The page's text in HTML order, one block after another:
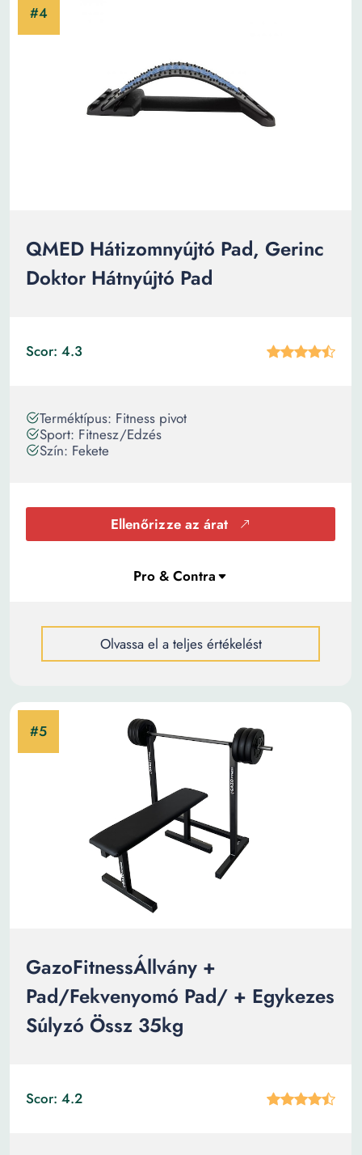
QMED Hátizomnyújtó Pad, Gerinc
Doktor Hátnyújtó Pad
Scor: 4.3
Terméktípus: Fitness pivot
Sport: Fitnesz/Edzés
Szín: Fekete
Ellenőrizze az árat
Olvassa el a teljes értékelést
GazoFitnessÁllvány +
Pad/Fekvenyomó Pad/ + Egykezes
Súlyzó Össz 35kg
Scor: 4.2